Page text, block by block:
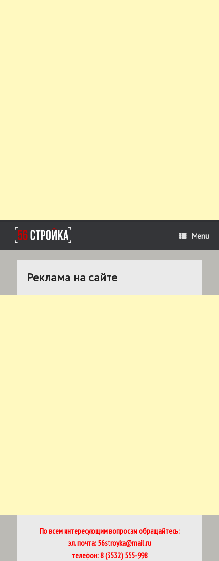
Menu
Реклама на сайте
По всем интересующим вопросам обращайтесь:
эл. почта: 56stroyka@mail.ru
телефон: 8 (3532) 555-998